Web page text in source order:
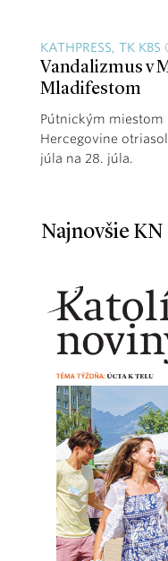
KATHPRESS, TK KBS
Vandalizmus v
Mladifestom
Pútnickým miestom
Hercegovine
júla na 28. júla.
Najnovšie KN